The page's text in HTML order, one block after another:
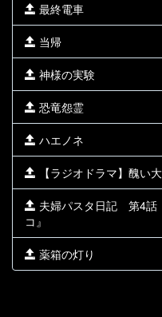
最終電車
当帰
神様の実験
恐竜怨霊
ハエノネ
【ラジオドラマ】醜い
夫婦パスタ日記 第4話
コ』
薬箱の灯り